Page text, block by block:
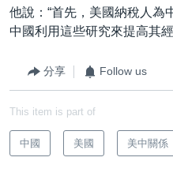
他說：“首先，美國納稅人為
中國利用這些研究來提高其
分享 Follow us
This item is part of
中國 美國 美中關係